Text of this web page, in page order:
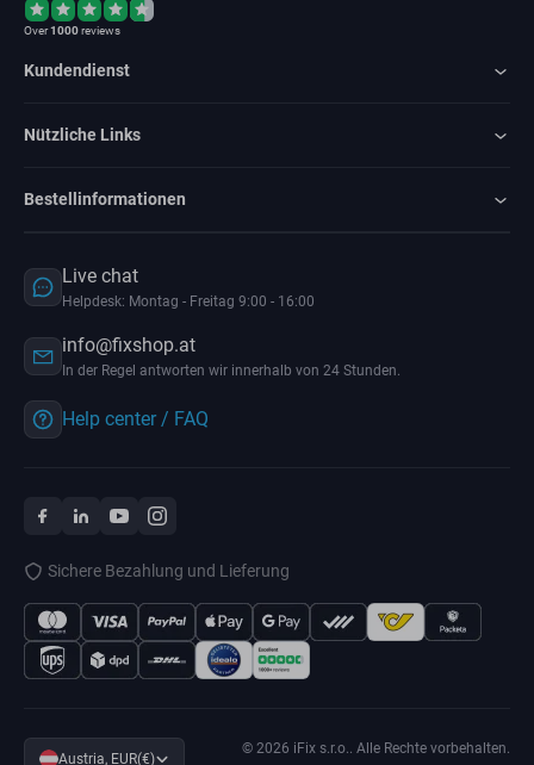
Over1000reviews
Kundendienst
Nützliche Links
Bestellinformationen
Live chat
Helpdesk: Montag - Freitag 9:00 - 16:00
info@fixshop.at
In der Regel antworten wir innerhalb von 24 Stunden.
Help center / FAQ
Sichere Bezahlung und Lieferung
Austria, EUR(€)
© 2026 iFix s.r.o.. Alle Rechte vorbehalten.